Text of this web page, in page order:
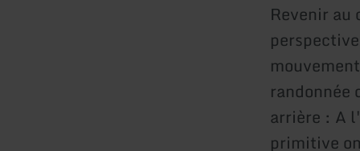
Revenir
randonnée
arrière : A
primitive